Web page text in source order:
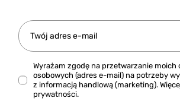
Twój adres e-mail
Wyrażam zgodę na przetwarzanie moich
osobowych (adres e-mail) na potrzeby
z informacją handlową (marketing).
prywatności.